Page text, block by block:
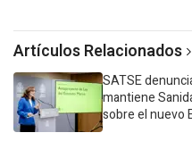
Artículos Relacionados
SATSE
mantiene
sobre el nuevo